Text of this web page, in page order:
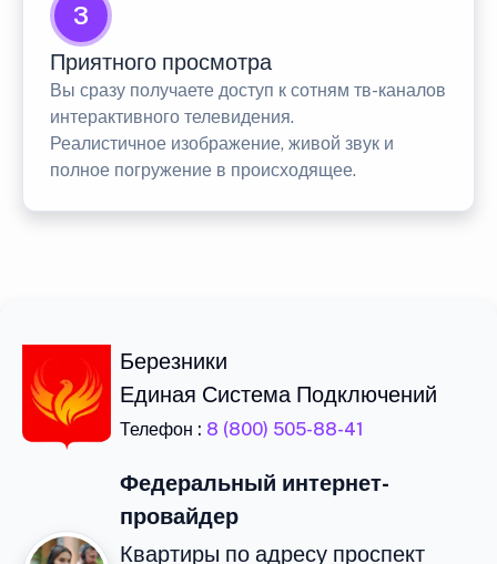
3
Приятного просмотра
Вы сразу получаете доступ к сотням тв-каналов
интерактивного телевидения.
Реалистичное изображение, живой звук и
полное погружение в происходящее.
Березники
Единая Система Подключений
Телефон : 8 (800) 505-88-41
Федеральный интернет-
провайдер
Квартиры по адресу проспект